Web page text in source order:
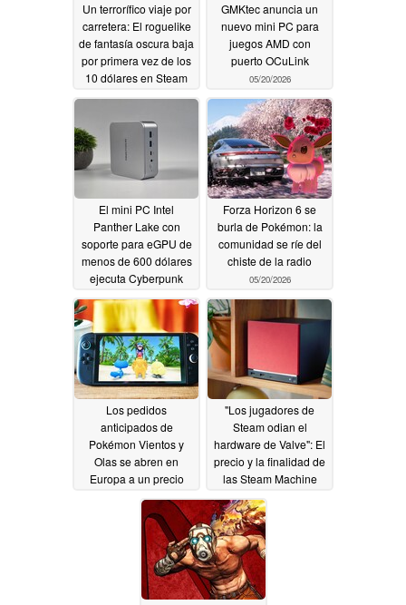
Un terrorífico viaje por
carretera: El roguelike
de fantasía oscura baja
por primera vez de los
10 dólares en Steam
05/21/2026
GMKtec anuncia un
nuevo mini PC para
juegos AMD con
puerto OCuLink
05/20/2026
El mini PC Intel
Panther Lake con
soporte para eGPU de
menos de 600 dólares
ejecuta Cyberpunk
sin generación de
fotogramas05/20/2026
Forza Horizon 6 se
burla de Pokémon: la
comunidad se ríe del
chiste de la radio
05/20/2026
Los pedidos
anticipados de
Pokémon Vientos y
Olas se abren en
Europa a un precio
05/20/2026
"Los jugadores de
Steam odian el
hardware de Valve": El
precio y la finalidad de
las Steam Machine
05/20/2026